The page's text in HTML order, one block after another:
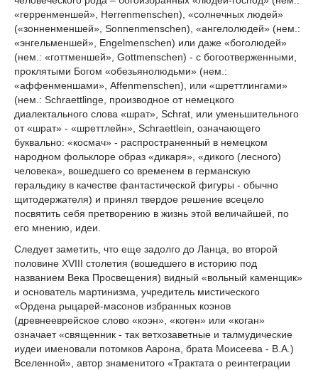
«герренменшей», Herrenmenschen), «солнечных людей»
(«зонненменшей», Sonnenmenschen), «ангелолюдей» (нем.:
«энгельменшей», Engelmenschen) или даже «боголюдей»
(нем.: «готтменшей», Gottmenschen) - с богоотверженными,
проклятыми Богом «обезьянолюдьми» (нем.:
«аффенменшами», Affenmenschen), или «шреттлингами»
(нем.: Schraettlinge, производное от немецкого
диалектального слова «шрат», Schrat, или уменьшительного
от «шрат» - «шреттлейн», Schraettlein, означающего
буквально: «космач» - распространенный в немецком
народном фольклоре образ «дикаря», «дикого (лесного)
человека», вошедшего со временем в германскую
геральдику в качестве фантастической фигуры - обычно
щитодержателя) и принял твердое решение всецело
посвятить себя претворению в жизнь этой величайшей, по
его мнению, идеи.
Следует заметить, что еще задолго до Ланца, во второй
половине XVIII столетия (вошедшего в историю под
названием Века Просвещения) видный «вольный каменщик»
и основатель мартинизма, учредитель мистического
«Ордена рыцарей-масонов избранных коэнов
(древнееврейское слово «коэн», «коген» или «коган»
означает «священник - так ветхозаветные и талмудические
иудеи именовали потомков Аарона, брата Моисеева - В.А.)
Вселенной», автор знаменитого «Трактата о реинтеграции